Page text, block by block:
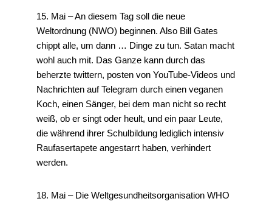
15. Mai – An diesem Tag soll die neue
Weltordnung (NWO) beginnen. Also Bill Gates
chippt alle, um dann … Dinge zu tun. Satan macht
wohl auch mit. Das Ganze kann durch das
beherzte twittern, posten von YouTube-Videos und
Nachrichten auf Telegram durch einen veganen
Koch, einen Sänger, bei dem man nicht so recht
weiß, ob er singt oder heult, und ein paar Leute,
die während ihrer Schulbildung lediglich intensiv
Raufasertapete angestarrt haben, verhindert
werden.
18. Mai – Die Weltgesundheitsorganisation WHO